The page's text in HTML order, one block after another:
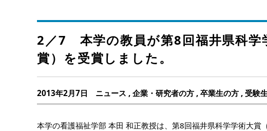
2／7 本学の教員が第8回福井県科学
賞）を受賞しました。
2013年2月7日 ニュース , 企業・研究者の方 , 卒業生の方 , 受験
本学の看護福祉学部 本田 和正教授は、第8回福井県科学学術大